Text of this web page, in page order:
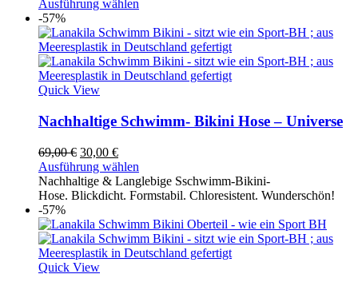
Ausführung wählen
-57%
Quick View
Nachhaltige Schwimm- Bikini Hose – Universe
69,00€ Ursprünglicher
Preis
war:
69,00 €
30,00 €Aktueller
Preis
ist:
30,00 €.
Ausführung wählen
Nachhaltige & Langlebige Sschwimm-Bikini-
Hose. Blickdicht. Formstabil. Chloresistent. Wunderschön!
-57%
Quick View